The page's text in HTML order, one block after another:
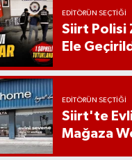
EDITÖRÜN SEÇTIĞI
Siirt Polisi
Ele
EDITÖRÜN SEÇTIĞI
Siirt'te
Mağaza